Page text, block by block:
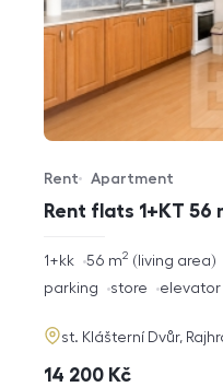
Rent flats 1+KT 56
Offer type
Rent
Property type
Apartment
rozměry
disposition
1+kk living area
56 m2
funkce
parking store elevator
adresa
st. Klášterní Dvůr,
cena
14 200 Kč